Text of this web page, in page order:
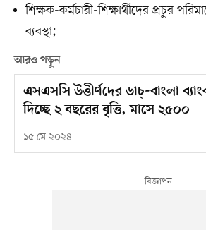
শিক্ষক-কর্মচারী-শিক্ষার্থীদের প্রচুর
ব্যবস্থা;
আরও পড়ুন
এসএসসি উত্তীর্ণদের ডাচ্‌-বাংলা
দিচ্ছে ২ বছরের বৃত্তি, মাসে ২৫০০
১৫ মে ২০২৪